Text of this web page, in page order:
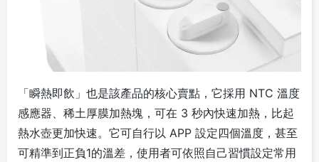
「瞬熱即飲」也是該產品的核心賣點，它採用 NTC 溫度
感應器、稀土厚膜加熱塊，可在 3 秒內快速加熱，比起
熱水壺更加快速。它可自行以 APP 設定四個溫度，甚至
可精準到正負1的溫差，使用者可依照自己習慣設定常用